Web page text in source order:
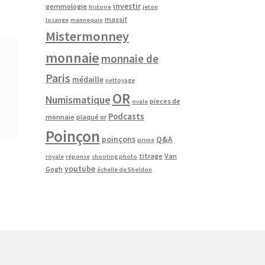
gemmologie histoire investir jeton
losange mannequin massif
Mistermonney
monnaie monnaie de
Paris médaille nettoyage
Numismatique OR ovale pieces de
monnaie plaqué or Podcasts
Poinçon poinçons prime Q&A
royale réponse shooting photo titrage Van
Gogh youtube échelle de Sheldon